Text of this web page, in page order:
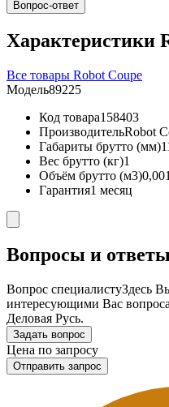
Вопрос-ответ
Характеристики
Все товары Robot Coupe
Модель89225
Код товара158403
ПроизводительRobot
Габариты брутто (мм)
Вес брутто (кг)1
Объём брутто (м3)
Гарантия1 месяц
Вопросы и ответы
Вопрос специалистуЗдесь
интересующими Вас
Деловая Русь.
Задать вопрос
Цена по запросу
Отправить запрос